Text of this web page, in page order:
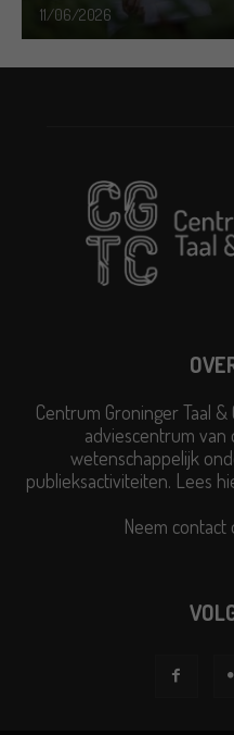
11/06/2026
Centrum Groninger Taal
adviescentrum van
wetenschappelijk
publieksactiviteiten. Lees
Neem contact